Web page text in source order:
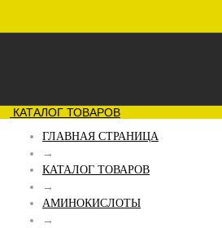
КАТАЛОГ ТОВАРОВ
ГЛАВНАЯ СТРАНИЦА
→
КАТАЛОГ ТОВАРОВ
→
АМИНОКИСЛОТЫ
→